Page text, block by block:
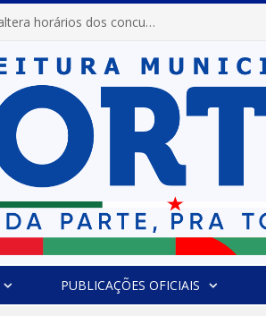
Prefeitura de Portel prorroga inscrições e altera horários dos concursos “Musa” e “Miss Mix Verão 2026”
PUBLICAÇÕES OFICIAIS